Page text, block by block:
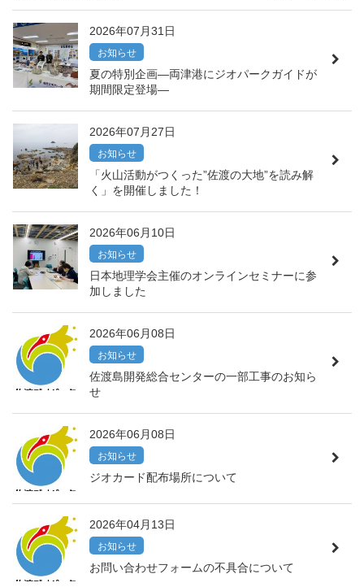
2026年07月31日
お知らせ
夏の特別企画―両津港にジオパークガイドが
期間限定登場―
2026年07月27日
お知らせ
「火山活動がつくった”佐渡の大地”を読み解
く」を開催しました！
2026年06月10日
お知らせ
日本地理学会主催のオンラインセミナーに参
加しました
2026年06月08日
お知らせ
佐渡島開発総合センターの一部工事のお知ら
せ
2026年06月08日
お知らせ
ジオカード配布場所について
2026年04月13日
お知らせ
お問い合わせフォームの不具合について